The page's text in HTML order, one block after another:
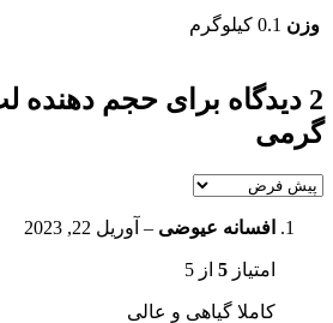
وزن 0.1 کیلوگرم
2 دیدگاه برای
گرمی
افسانه عیوضی – آوریل 22, 2023
امتیاز 5 از 5
کاملا گیاهی و عالی